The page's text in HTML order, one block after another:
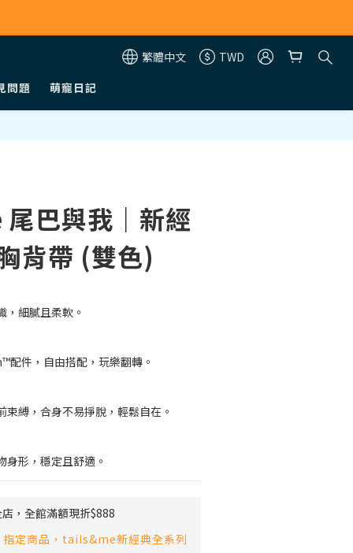
繁體中文
TWD
問題
萌寵日記
巴與我｜新經
背帶 (雙色)
，細膩且柔軟。
件，自由搭配，玩樂翻轉。
束縛，合身不易掙脫，輕鬆自在。
身形，穩定且舒適。
，全館滿額現折$888
指定商品，tails&me新經典全系列